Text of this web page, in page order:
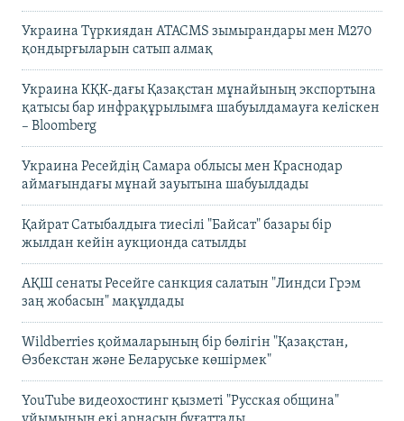
Украина Түркиядан ATACMS зымырандары мен M270
қондырғыларын сатып алмақ
Украина КҚК-дағы Қазақстан мұнайының экспортына
қатысы бар инфрақұрылымға шабуылдамауға келіскен
– Bloomberg
Украина Ресейдің Самара облысы мен Краснодар
аймағындағы мұнай зауытына шабуылдады
Қайрат Сатыбалдыға тиесілі "Байсат" базары бір
жылдан кейін аукционда сатылды
АҚШ сенаты Ресейге санкция салатын "Линдси Грэм
заң жобасын" мақұлдады
Wildberries қоймаларының бір бөлігін "Қазақстан,
Өзбекстан және Беларуське көшірмек"
YouTube видеохостинг қызметі "Русская община"